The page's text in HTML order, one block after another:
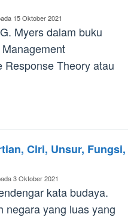
15 Oktober 2021
Myers dalam buku
Response Theory atau
Ciri, Unsur, Fungsi,
3 Oktober 2021
kata budaya.
negara yang luas yang